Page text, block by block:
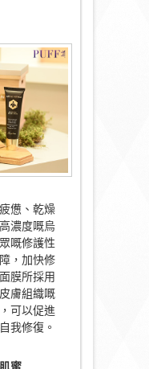
憊、乾燥
濃度嘅烏
嘅修護性
，加快修
膜所採用
膚組織嘅
可以促進
我修復。